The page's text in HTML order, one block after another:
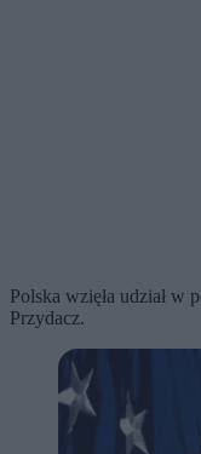
Polska wzięła udział
Przydacz.